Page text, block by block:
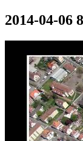
2014-04-06